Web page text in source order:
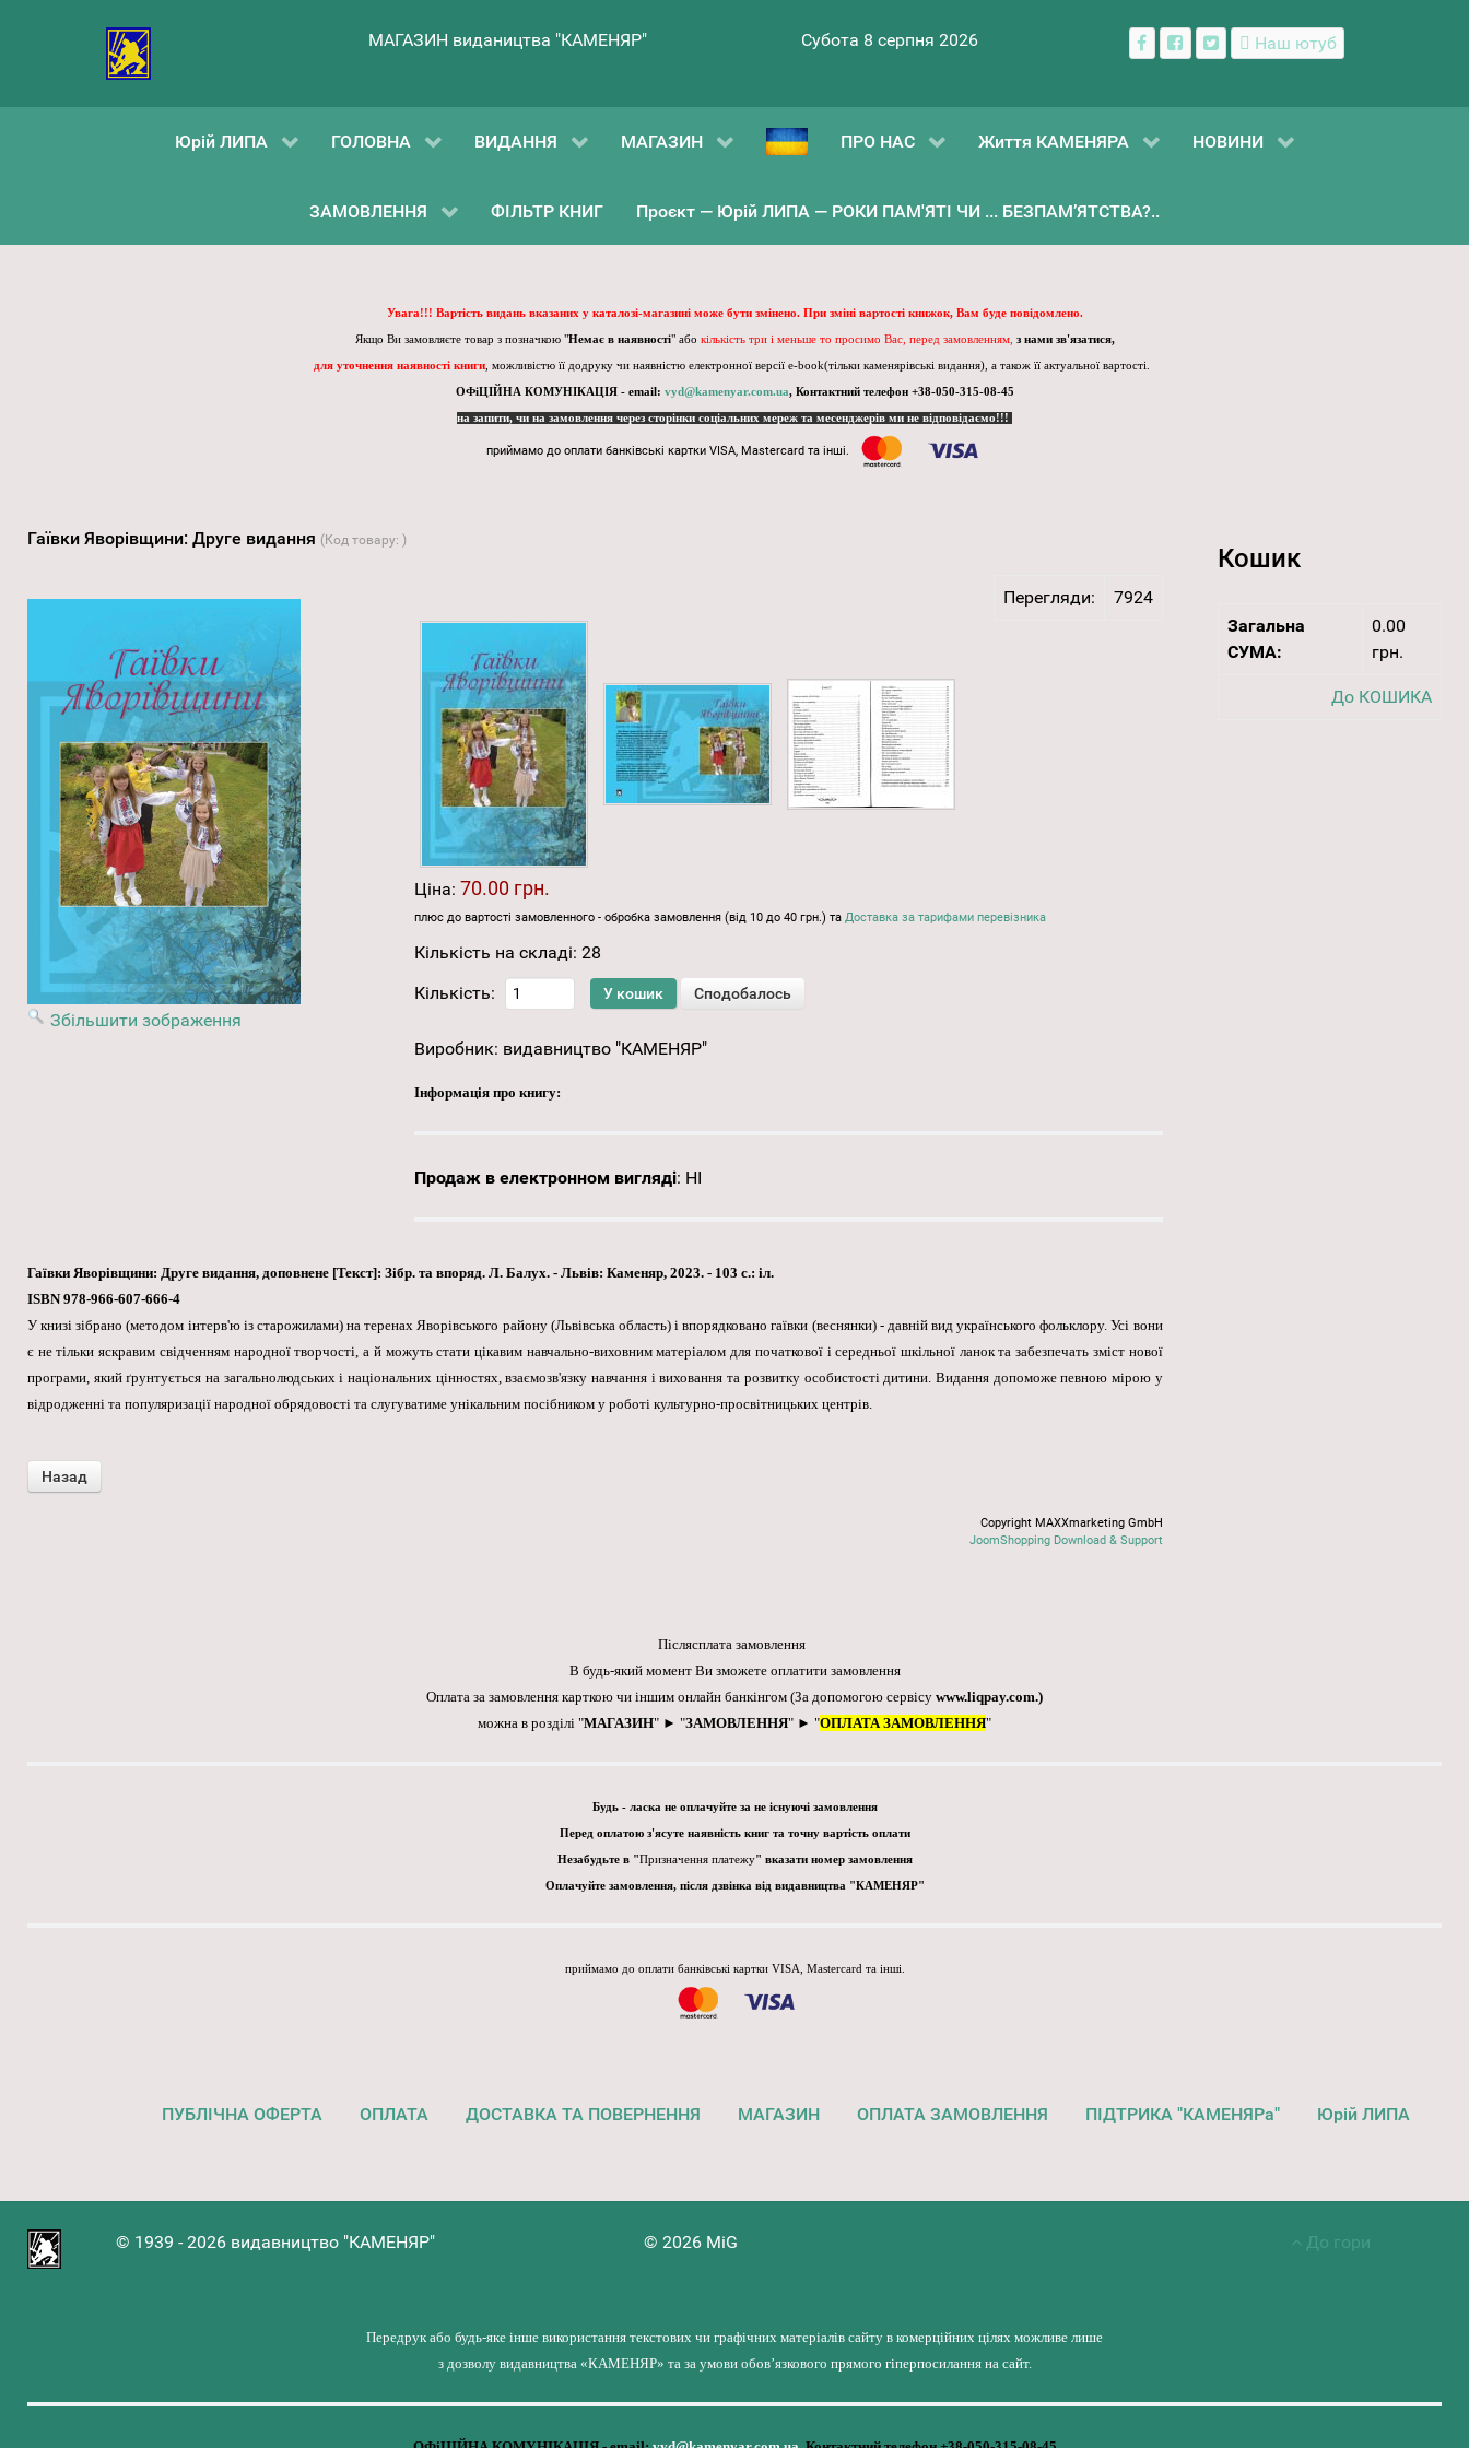
МАГАЗИН видаництва "КАМЕНЯР" Субота 8 серпня 2026 Наш ютуб
Юрій ЛИПА ГОЛОВНА ВИДАННЯ МАГАЗИН ПРО НАС Життя КАМЕНЯРА НОВИНИ
ЗАМОВЛЕННЯ ФІЛЬТР КНИГ Проєкт — Юрій ЛИПА — РОКИ ПАМ'ЯТІ ЧИ ... БЕЗПАМ’ЯТСТВА?..
Увага!!! Вартість видань вказаних у каталозі-магазині може бути змінено. При зміні вартості книжок, Вам буде повідомлено.
Якщо Ви замовляєте товар з позначкою "Немає в наявності" або кількість три і меньше то просимо Вас, перед замовленням, з нами зв'язатися,
для уточнення наявності книги, можливістю її додруку чи наявністю електронної версії e-book(тільки каменярівські видання), а також її актуальної вартості.
ОФіЦІЙНА КОМУНІКАЦІЯ - email: vyd@kamenyar.com.ua, Контактний телефон +38-050-315-08-45
на запити, чи на замовлення через сторінки соціальних мереж та месенджерів ми не відповідаємо!!!
приймамо до оплати банківські картки VISA, Mastercard та інші.
Гаївки Яворівщини: Друге видання (Код товару: )
Перегляди: 7924
Збільшити зображення
Ціна: 70.00 грн.
плюс до вартості замовленного - обробка замовлення (від 10 до 40 грн.) та Доставка за тарифами перевізника
Кількість на складі: 28
Кількість:
Виробник: видавництво "КАМЕНЯР"
Інформація про книгу:
Продаж в електронном вигляді: НІ
Гаївки Яворівщини: Друге видання, доповнене [Текст]: Зібр. та впоряд. Л. Балух. - Львів: Каменяр, 2023. - 103 с.: іл.
ISBN 978-966-607-666-4
У книзі зібрано (методом інтерв'ю із старожилами) на теренах Яворівського району (Львівська область) і впорядковано гаївки (веснянки) - давній вид українського фольклору. Усі вони
є не тільки яскравим свідченням народної творчості, а й можуть стати цікавим навчально-виховним матеріалом для початкової і середньої шкільної ланок та забезпечать зміст нової
програми, який ґрунтується на загальнолюдських і національних цінностях, взаємозв'язку навчання і виховання та розвитку особистості дитини. Видання допоможе певною мірою у
відродженні та популяризації народної обрядовості та слугуватиме унікальним посібником у роботі культурно-просвітницьких центрів.
Copyright MAXXmarketing GmbH
JoomShopping Download & Support
Кошик
Загальна
СУМА:
0.00
грн.
До КОШИКА
Післясплата замовлення
В будь-який момент Ви зможете оплатити замовлення
Оплата за замовлення карткою чи іншим онлайн банкінгом (За допомогою сервісу www.liqpay.com.)
можна в розділі "МАГАЗИН" ► "ЗАМОВЛЕННЯ" ► "ОПЛАТА ЗАМОВЛЕННЯ"
Будь - ласка не оплачуйте за не існуючі замовлення
Перед оплатою з'ясуте наявність книг та точну вартість оплати
Незабудьте в "Призначення платежу" вказати номер замовлення
Оплачуйте замовлення, після дзвінка від видавництва "КАМЕНЯР"
приймамо до оплати банківські картки VISA, Mastercard та інші.
ПУБЛІЧНА ОФЕРТА ОПЛАТА ДОСТАВКА ТА ПОВЕРНЕННЯ МАГАЗИН ОПЛАТА ЗАМОВЛЕННЯ ПІДТРИКА "КАМЕНЯРа" Юрій ЛИПА
© 1939 - 2026 видавництво "КАМЕНЯР" © 2026 MiG До гори
Передрук або будь-яке інше використання текстових чи графічних матеріалів сайту в комерційних цілях можливе лише
з дозволу видавництва «КАМЕНЯР» та за умови обов’язкового прямого гіперпосилання на сайт.